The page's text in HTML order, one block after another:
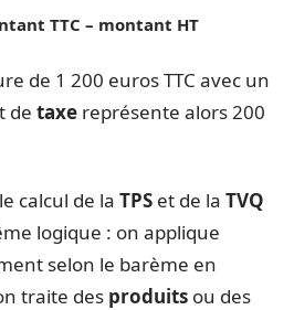
TTC – montant HT
de 1 200 euros TTC avec un
de taxe représente alors 200
calcul de la TPS et de la TVQ
logique : on applique
selon le barème en
traite des produits ou des